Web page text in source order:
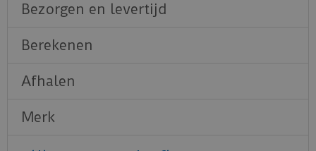
Bezorgen en levertijd
Berekenen
Afhalen
Merk